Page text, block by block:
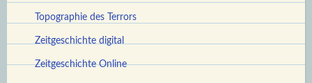
Topographie des Terrors
Zeitgeschichte digital
Zeitgeschichte Online